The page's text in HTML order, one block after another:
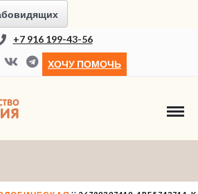
+7 916 199-43-56
ХОЧУ ПОМОЧЬ